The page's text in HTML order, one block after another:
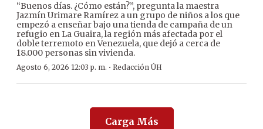
“Buenos días. ¿Cómo están?”, pregunta la maestra
Jazmín Urimare Ramírez a un grupo de niños a los que
empezó a enseñar bajo una tienda de campaña de un
refugio en La Guaira, la región más afectada por el
doble terremoto en Venezuela, que dejó a cerca de
18.000 personas sin vivienda.
Agosto 6, 2026 12:03 p. m. · Redacción ÚH
Carga Más